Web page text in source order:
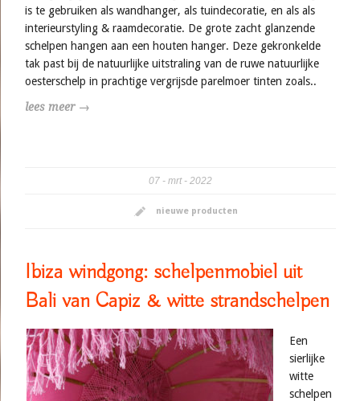
is te gebruiken als wandhanger, als tuindecoratie, en als als
interieurstyling & raamdecoratie. De grote zacht glanzende
schelpen hangen aan een houten hanger. Deze gekronkelde
tak past bij de natuurlijke uitstraling van de ruwe natuurlijke
oesterschelp in prachtige vergrijsde parelmoer tinten zoals..
lees meer →
07 mrt 2022
nieuwe producten
Ibiza windgong: schelpenmobiel uit
Bali van Capiz & witte strandschelpen
Een
sierlijke
witte
schelpen